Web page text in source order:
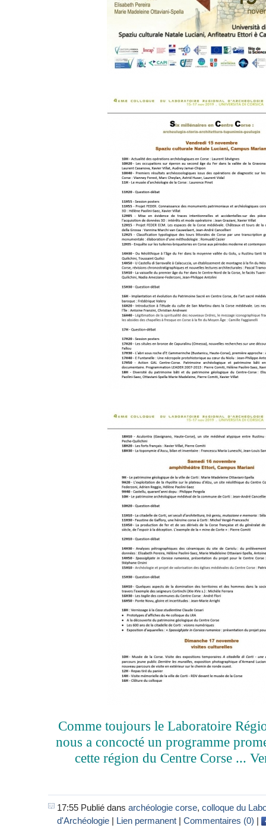
Comme toujours le Laboratoire
nous a concocté un programme
cette région du Centre Corse ...
17:55 Publié dans archéologie corse, colloque du
d'Archéologie | Lien permanent | Commentaires (0) |